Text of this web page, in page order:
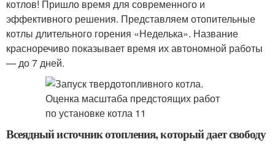
котлов! Пришло время для современного и
эффективного решения. Представляем отопительные
котлы длительного горения «Неделька». Название
красноречиво показывает время их автономной работы
— до 7 дней.
Всеядный источник отопления, который дает свободу